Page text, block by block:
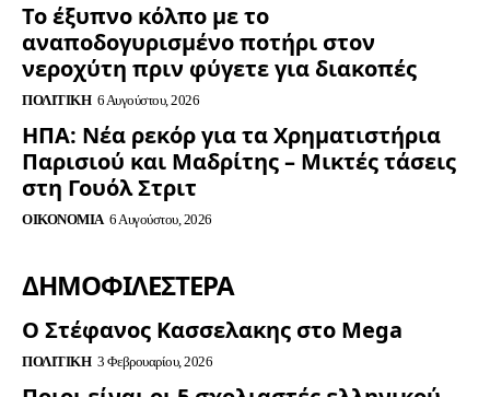
Το έξυπνο κόλπο με το
αναποδογυρισμένο ποτήρι στον
νεροχύτη πριν φύγετε για διακοπές
ΠΟΛΙΤΙΚΉ 6 Αυγούστου, 2026
ΗΠΑ: Νέα ρεκόρ για τα Χρηματιστήρια
Παρισιού και Μαδρίτης – Μικτές τάσεις
στη Γουόλ Στριτ
ΟΙΚΟΝΟΜΊΑ 6 Αυγούστου, 2026
ΔΗΜΟΦΙΛΈΣΤΕΡΑ
Ο Στέφανος Κασσελακης στο Mega
ΠΟΛΙΤΙΚΉ 3 Φεβρουαρίου, 2026